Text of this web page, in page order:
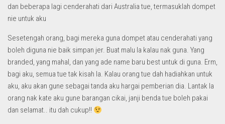
dan beberapa lagi cenderahati dari Australia tue, termasuklah dompet
nie untuk aku
Sesetengah orang, bagi mereka guna dompet atau cenderahati yang
boleh diguna nie baik simpan jer. Buat malu la kalau nak guna. Yang
branded, yang mahal, dan yang ade name baru best untuk di guna. Erm,
bagi aku, semua tue tak kisah la. Kalau orang tue dah hadiahkan untuk
aku, aku akan gune sebagai tanda aku hargai pemberian dia. Lantak la
orang nak kate aku gune barangan cikai, janji benda tue boleh pakai
dan selamat.. itu dah cukup!!